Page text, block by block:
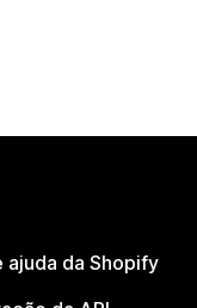
ajuda da Shopify